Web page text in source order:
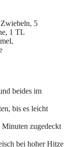
5
1 TL
beides im
bis es leicht
zugedeckt
bei hoher Hitze